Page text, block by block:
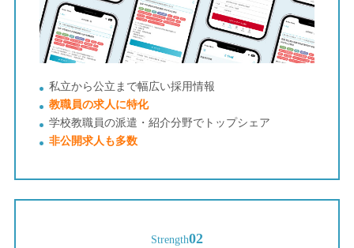
私立から公立まで幅広い採用情報
教職員の求人に特化
学校教職員の派遣・紹介分野でトップシェア
非公開求人も多数
Strength02